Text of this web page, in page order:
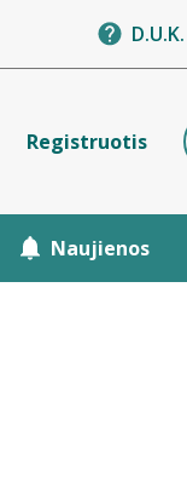
D.U.K.
Registruotis
Naujienos